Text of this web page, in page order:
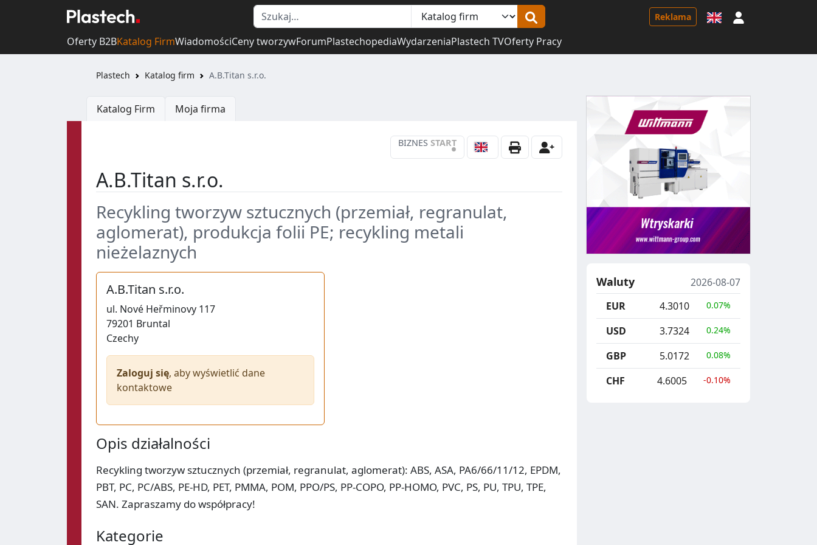
Reklama
Oferty B2BKatalog FirmWiadomościCeny tworzywForumPlastechopediaWydarzeniaPlastech TVOferty Pracy
Plastech Katalog firm A.B.Titan s.r.o.
Katalog Firm Moja firma
BIZNES START
•
A.B.Titan s.r.o.
Recykling tworzyw sztucznych (przemiał, regranulat,
aglomerat), produkcja folii PE; recykling metali
nieżelaznych
A.B.Titan s.r.o.
ul. Nové Heřminovy 117
79201 Bruntal
Czechy
Zaloguj się, aby wyświetlić dane
kontaktowe
Opis działalności
Recykling tworzyw sztucznych (przemiał, regranulat, aglomerat): ABS, ASA, PA6/66/11/12, EPDM,
PBT, PC, PC/ABS, PE-HD, PET, PMMA, POM, PPO/PS, PP-COPO, PP-HOMO, PVC, PS, PU, TPU, TPE,
SAN. Zapraszamy do współpracy!
Kategorie
Waluty
2026-08-07
EUR
4.3010 0.07%
USD 3.7324 0.24%
GBP 5.0172 0.08%
CHF 4.6005 -0.10%